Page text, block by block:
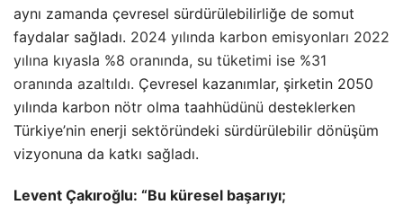
aynı zamanda çevresel sürdürülebilirliğe de somut
faydalar sağladı. 2024 yılında karbon emisyonları 2022
yılına kıyasla %8 oranında, su tüketimi ise %31
oranında azaltıldı. Çevresel kazanımlar, şirketin 2050
yılında karbon nötr olma taahhüdünü desteklerken
Türkiye’nin enerji sektöründeki sürdürülebilir dönüşüm
vizyonuna da katkı sağladı.
Levent Çakıroğlu: “Bu küresel başarıyı;